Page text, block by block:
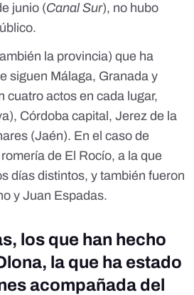
junio (Canal Sur), no hubo
la provincia) que ha
siguen Málaga, Granada y
cuatro actos en cada lugar,
Córdoba capital, Jerez de la
(Jaén). En el caso de
de El Rocío, a la que
días distintos, y también fueron
y Juan Espadas.
los que han hecho
la que ha estado
acompañada del